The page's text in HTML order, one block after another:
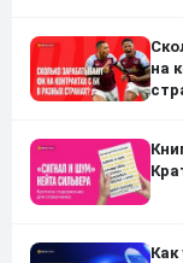
на
Как